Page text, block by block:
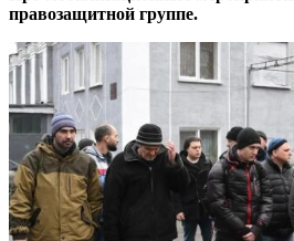
правозащитной группе.